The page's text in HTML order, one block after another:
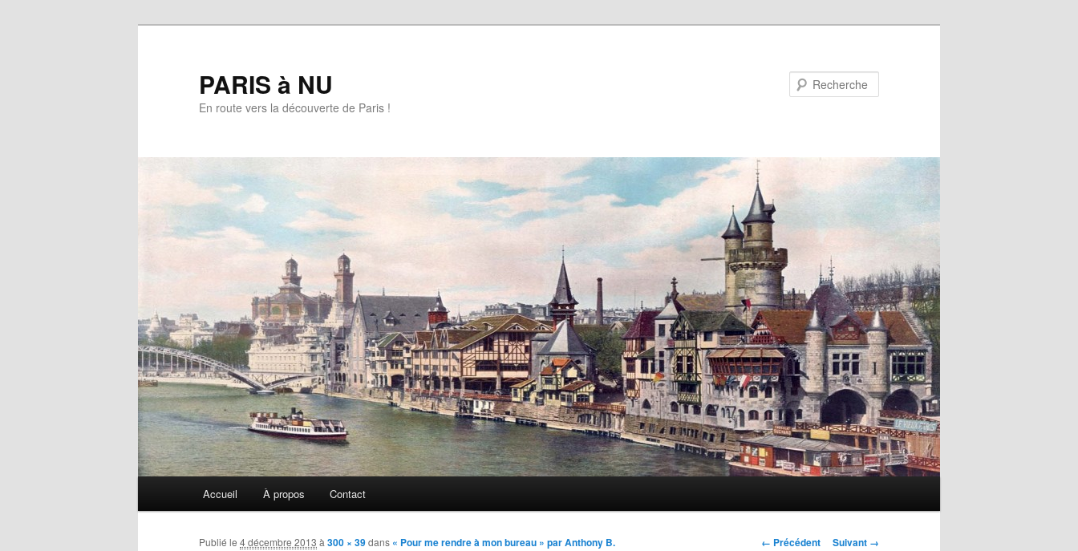
PARIS à NU
En route vers la découverte de Paris !
Accueil À propos Contact
Navigation
← Précédent Suivant →
Publié le 4 décembre 2013 à300 × 39dans « Pour me rendre à mon bureau » par Anthony B.